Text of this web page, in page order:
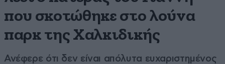
που σκοτώθηκε στο λούνα
παρκ της Χαλκιδικής
Ανέφερε ότι δεν είναι απόλυτα ευχαριστημένος